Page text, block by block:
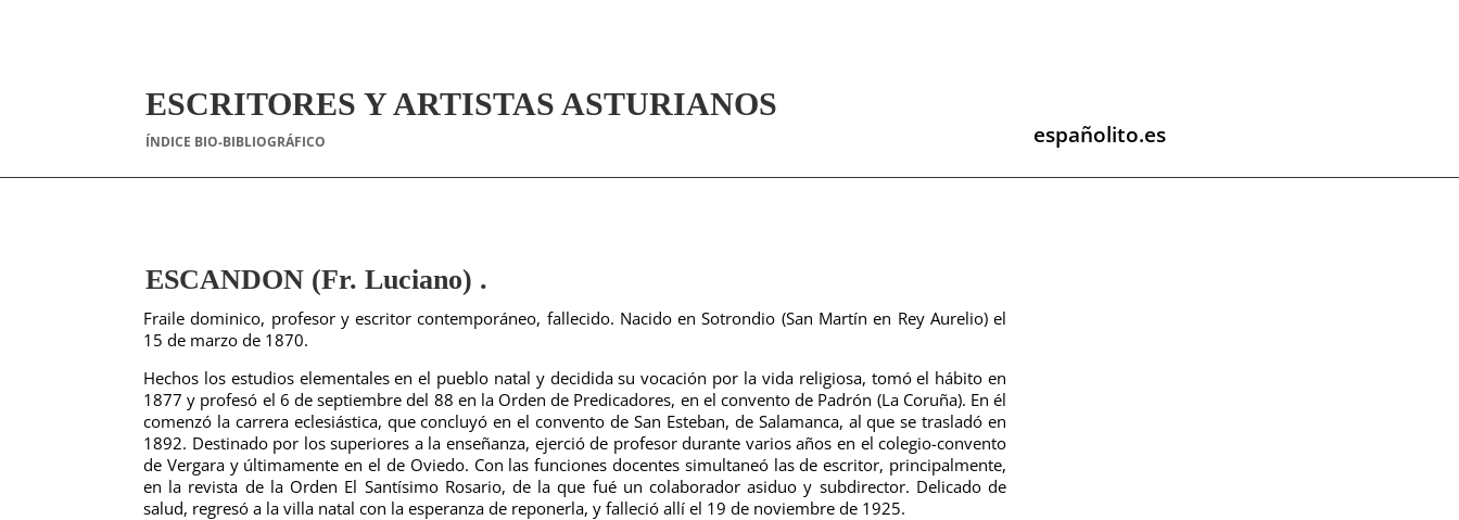
ESCRITORES Y ARTISTAS ASTURIANOS
ÍNDICE BIO-BIBLIOGRÁFICO españolito.es
ESCANDON (Fr. Luciano) .
Fraile dominico, profesor y escritor contemporáneo, fallecido. Nacido en Sotrondio (San Martín en Rey Aurelio) el
15 de marzo de 1870.
Hechos los estudios elementales en el pueblo natal y decidida su vocación por la vida religiosa, tomó el hábito en
1877 y profesó el 6 de septiembre del 88 en la Orden de Predicadores, en el convento de Padrón (La Coruña). En él
comenzó la carrera eclesiástica, que concluyó en el convento de San Esteban, de Salamanca, al que se trasladó en
1892. Destinado por los superiores a la enseñanza, ejerció de profesor durante varios años en el colegio-convento
de Vergara y últimamente en el de Oviedo. Con las funciones docentes simultaneó las de escritor, principalmente,
en la revista de la Orden El Santísimo Rosario, de la que fué un colaborador asiduo y subdirector. Delicado de
salud, regresó a la villa natal con la esperanza de reponerla, y falleció allí el 19 de noviembre de 1925.